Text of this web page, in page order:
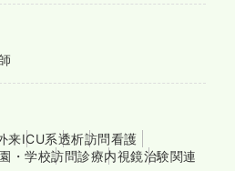
来ICU系透析訪問看護
・学校訪問診療内視鏡治験関連